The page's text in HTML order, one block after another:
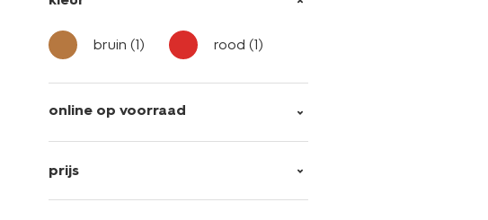
bruin (1) rood(1)
online op voorraad
prijs